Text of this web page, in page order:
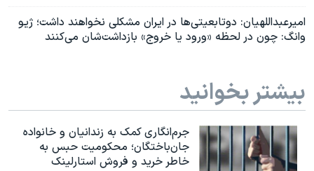
امیرعبداللهیان: دوتابعیتی‌ها در ایران مشکلی نخواهند داشت؛ ژیو
وانگ: چون در لحظه «ورود یا خروج» بازداشت‌شان می‌‌کنند
بیشتر بخوانید
جرم‌انگاری کمک به زندانیان و خانواده
جان‌باختگان؛ محکومیت حبس به‌
خاطر خرید و فروش استارلینک